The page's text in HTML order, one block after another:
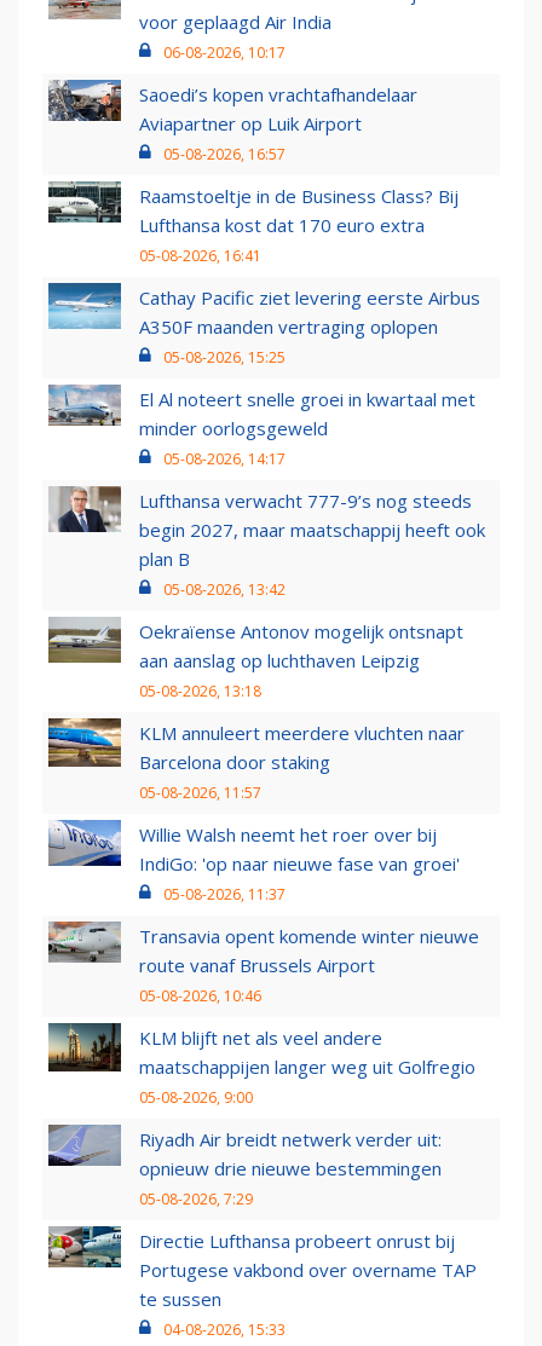
voor geplaagd Air India
06-08-2026, 10:17
Saoedi’s kopen vrachtafhandelaar
Aviapartner op Luik Airport
05-08-2026, 16:57
Raamstoeltje in de Business Class? Bij
Lufthansa kost dat 170 euro extra
05-08-2026, 16:41
Cathay Pacific ziet levering eerste Airbus
A350F maanden vertraging oplopen
05-08-2026, 15:25
El Al noteert snelle groei in kwartaal met
minder oorlogsgeweld
05-08-2026, 14:17
Lufthansa verwacht 777-9’s nog steeds
begin 2027, maar maatschappij heeft ook
plan B
05-08-2026, 13:42
Oekraïense Antonov mogelijk ontsnapt
aan aanslag op luchthaven Leipzig
05-08-2026, 13:18
KLM annuleert meerdere vluchten naar
Barcelona door staking
05-08-2026, 11:57
Willie Walsh neemt het roer over bij
IndiGo: 'op naar nieuwe fase van groei'
05-08-2026, 11:37
Transavia opent komende winter nieuwe
route vanaf Brussels Airport
05-08-2026, 10:46
KLM blijft net als veel andere
maatschappijen langer weg uit Golfregio
05-08-2026, 9:00
Riyadh Air breidt netwerk verder uit:
opnieuw drie nieuwe bestemmingen
05-08-2026, 7:29
Directie Lufthansa probeert onrust bij
Portugese vakbond over overname TAP
te sussen
04-08-2026, 15:33